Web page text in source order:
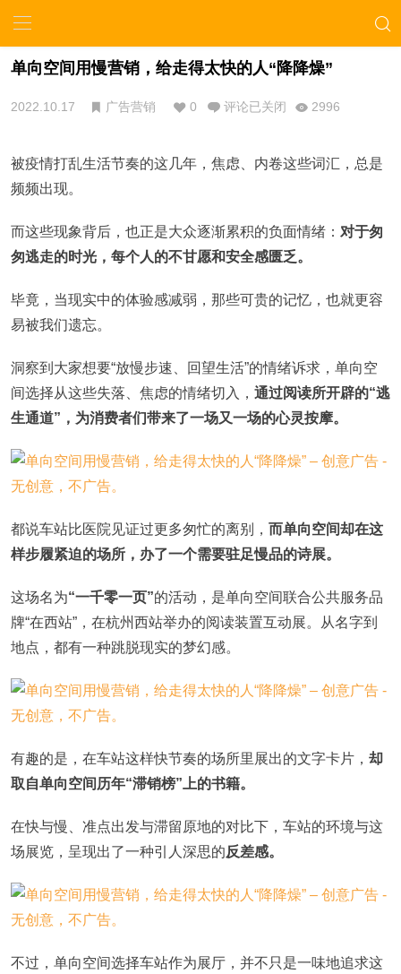
单向空间用慢营销，给走得太快的人“降降燥”
2022.10.17 广告营销 0 评论已关闭 2996
被疫情打乱生活节奏的这几年，焦虑、内卷这些词汇，总是
频频出现。
而这些现象背后，也正是大众逐渐累积的负面情绪： 对于匆
匆逃走的时光，每个人的不甘愿和安全感匮乏。
毕竟，当现实中的体验感减弱，那些可贵的记忆，也就更容
易被我们遗忘。
洞察到大家想要“放慢步速、回望生活”的情绪诉求，单向空
间选择从这些失落、焦虑的情绪切入， 通过阅读所开辟的“逃
生通道”，为消费者们带来了一场又一场的心灵按摩。
都说车站比医院见证过更多匆忙的离别， 而单向空间却在这
样步履紧迫的场所，办了一个需要驻足慢品的诗展。
这场名为“一千零一页”的活动，是单向空间联合公共服务品
牌“在西站”，在杭州西站举办的阅读装置互动展。从名字到
地点，都有一种跳脱现实的梦幻感。
有趣的是，在车站这样快节奏的场所里展出的文字卡片， 却
取自单向空间历年“滞销榜”上的书籍。
在快与慢、准点出发与滞留原地的对比下，车站的环境与这
场展览，呈现出了一种引人深思的反差感。
不过，单向空间选择车站作为展厅，并不只是一味地追求这